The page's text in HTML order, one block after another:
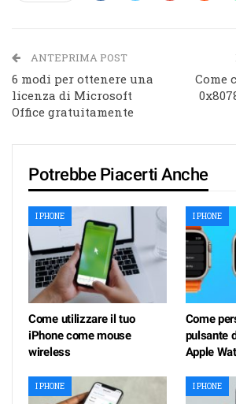
ANTEPRIMA POST
6 modi per ottenere una
licenza di Microsoft
Office gratuitamente
Come
Potrebbe Piacerti Anche
I PHONE
Come utilizzare il tuo
iPhone come mouse
wireless
I PHONE
Come
pulsante
Apple
I PHONE I PHONE